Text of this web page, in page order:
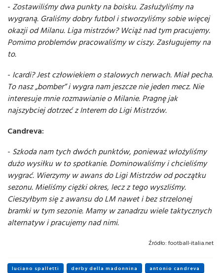
- Zostawiliśmy dwa punkty na boisku. Zasłużyliśmy na
wygraną. Graliśmy dobry futbol i stworzyliśmy sobie więcej
okazji od Milanu. Liga mistrzów? Wciąż nad tym pracujemy.
Pomimo problemów pracowaliśmy w ciszy. Zasługujemy na
to.
- Icardi? Jest człowiekiem o stalowych nerwach. Miał pecha.
To nasz „bomber” i wygra nam jeszcze nie jeden mecz. Nie
interesuje mnie rozmawianie o Milanie. Pragnę jak
najszybciej dotrzeć z Interem do Ligi Mistrzów.
Candreva:
- Szkoda nam tych dwóch punktów, ponieważ włożyliśmy
dużo wysiłku w to spotkanie. Dominowaliśmy i chcieliśmy
wygrać. Wierzymy w awans do Ligi Mistrzów od początku
sezonu. Mieliśmy ciężki okres, lecz z tego wyszliśmy.
Cieszyłbym się z awansu do LM nawet i bez strzelonej
bramki w tym sezonie. Mamy w zanadrzu wiele taktycznych
alternatyw i pracujemy nad nimi.
Źródło: football-italia.net
luciano spalletti derby della madonnina
antonio candreva